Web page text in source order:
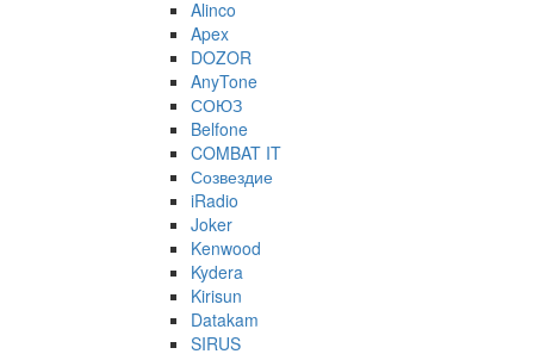
Alinco
Apex
DOZOR
AnyTone
СОЮЗ
Belfone
COMBAT IT
Созвездие
iRadio
Joker
Kenwood
Kydera
Kirisun
Datakam
SIRUS